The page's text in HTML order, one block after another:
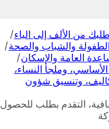
ة
ت
ب
و
ي
ج
طلبك من الألف إلى الياء
والشباب والصحة
العامة والإسكان
وملجأ النساء،
وتنسيق شؤون
التقدم بطلب للحصول